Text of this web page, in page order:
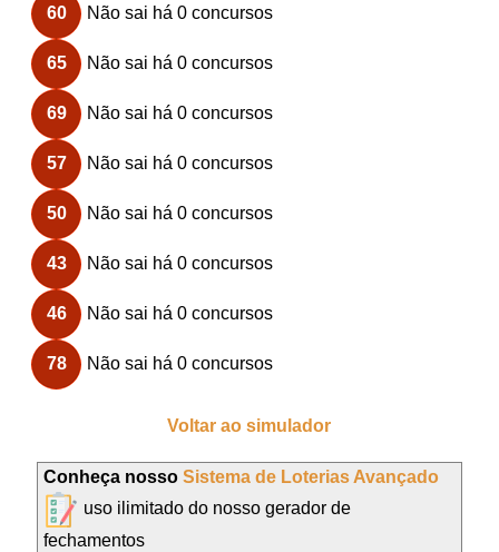
60 Não sai há 0 concursos
65 Não sai há 0 concursos
69 Não sai há 0 concursos
57 Não sai há 0 concursos
50 Não sai há 0 concursos
43 Não sai há 0 concursos
46 Não sai há 0 concursos
78 Não sai há 0 concursos
Voltar ao simulador
Conheça nossoSistema de Loterias Avançado
uso ilimitado do nosso gerador de
fechamentos